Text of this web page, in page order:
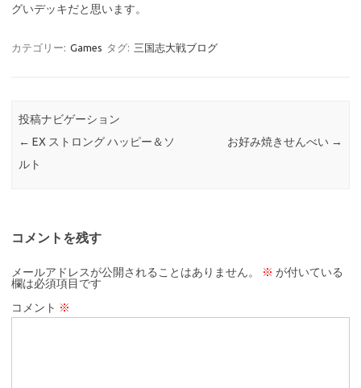
グいデッキだと思います。
カテゴリー: Games タグ: 三国志大戦ブログ
投稿ナビゲーション
← EX ストロング ハッピー＆ソ
ルト
お好み焼きせんべい →
コメントを残す
メールアドレスが公開されることはありません。 ※ が付いている
欄は必須項目です
コメント ※